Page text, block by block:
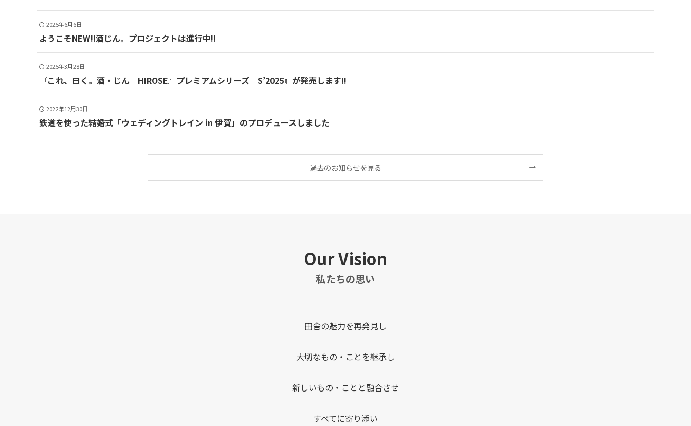
2025年6月6日
ようこそNEW!!酒じん。プロジェクトは進行中!!
2025年3月28日
『これ、曰く。酒・じん HIROSE』プレミアムシリーズ『S’2025』が発売します!!
2022年12月30日
鉄道を使った結婚式「ウェディングトレイン in 伊賀」のプロデュースしました
過去のお知らせを見る
Our Vision
私たちの思い
田舎の魅力を再発見し
大切なもの・ことを継承し
新しいもの・ことと融合させ
すべてに寄り添い